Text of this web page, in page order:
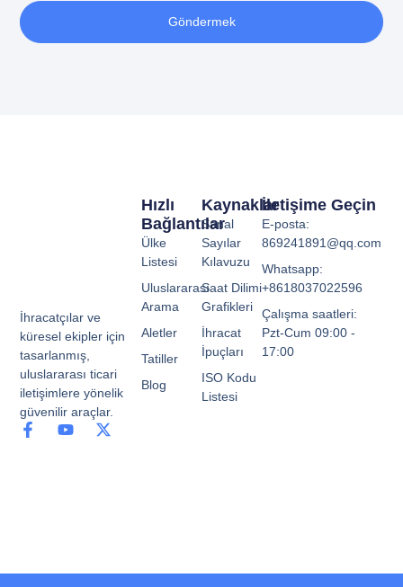
Göndermek
İhracatçılar ve
küresel ekipler için
tasarlanmış,
uluslararası ticari
iletişimlere yönelik
güvenilir araçlar.
Kaynaklar
Sanal
Sayılar
Kılavuzu
Saat Dilimi
Grafikleri
İhracat
İpuçları
ISO Kodu
Listesi
Hızlı
Bağlantılar
Ülke
Listesi
Uluslararası
Arama
Aletler
Tatiller
Blog
İletişime Geçin
E-posta:
869241891@qq.com
Whatsapp:
+8618037022596
Çalışma saatleri:
Pzt-Cum 09:00 -
17:00